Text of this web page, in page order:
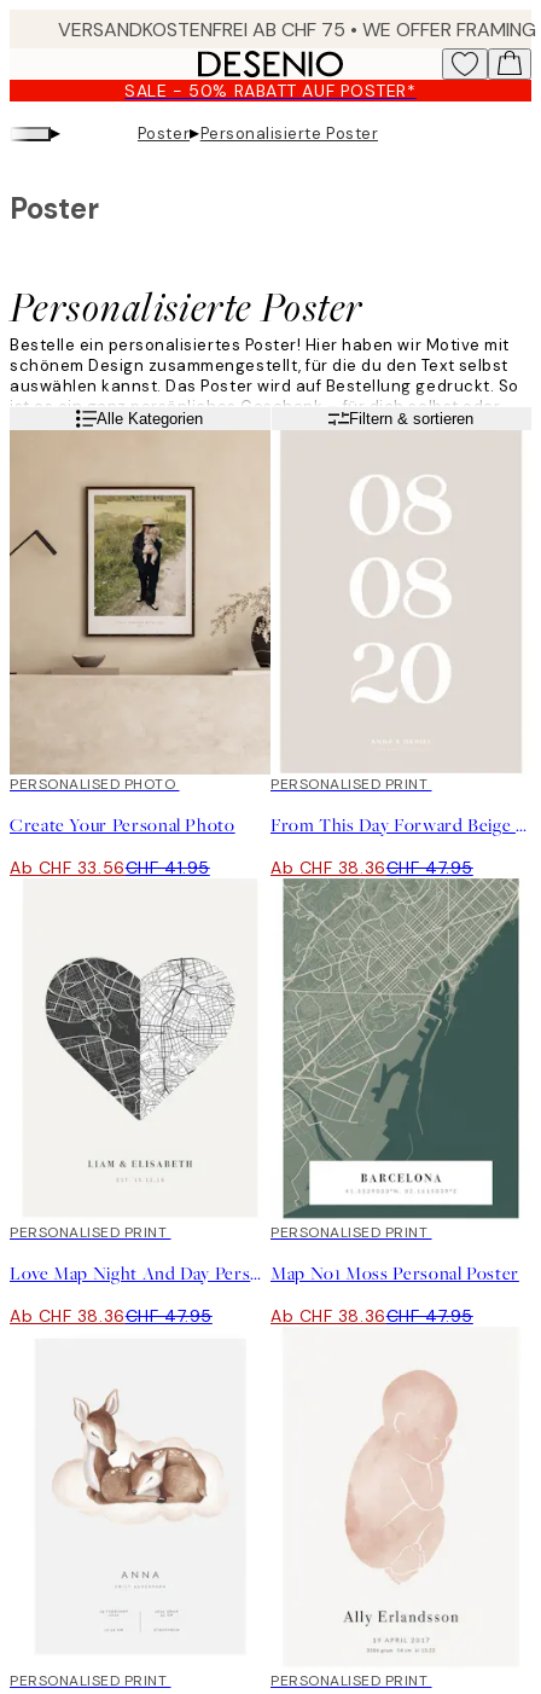
content.
SALE - 50% RABATT AUF POSTER*
▸ Poster▸Personalisierte Poster
Personalisierte Poster
Poster
Bestelle ein personalisiertes Poster! Hier haben wir Motive mit
schönem Design zusammengestellt, für die du den Text selbst
auswählen kannst. Das Poster wird auf Bestellung gedruckt. So
ist es ein ganz persönliches Geschenk – für dich selbst oder
einen Menschen, der dir wichtig ist.
WeiterlesenAlle Kategorien Filtern & sortieren
20%*Kunst erstellen
PERSONALISED PHOTO
Create Your Personal Photo
Ab CHF 33.56CHF 41.95
20%*
PERSONALISED PRINT
From This Day Forward Beige Personal Poster
Ab CHF 38.36CHF 47.95
20%*
PERSONALISED PRINT
Love Map Night And Day Personal Poster
Ab CHF 38.36CHF 47.95
20%*
PERSONALISED PRINT
Map No1 Moss Personal Poster
Ab CHF 38.36CHF 47.95
20%*
PERSONALISED PRINT 20%*
PERSONALISED PRINT